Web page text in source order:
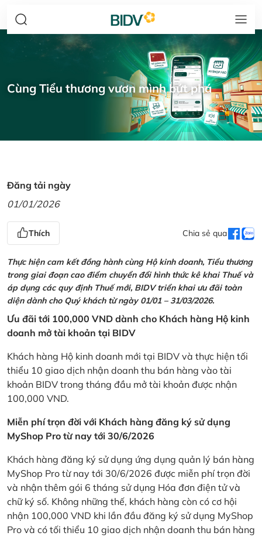
Cùng Tiểu thương vươn mình bứt phá
Đăng tải ngày
01/01/2026
Thích Chia sẻ qua
Thực hiện cam kết đồng hành cùng Hộ kinh doanh, Tiểu thương
trong giai đoạn cao điểm chuyển đổi hình thức kê khai Thuế và
áp dụng các quy định Thuế mới, BIDV triển khai ưu đãi toàn
diện dành cho Quý khách từ ngày 01/01 – 31/03/2026.
Ưu đãi tới 100,000 VND dành cho Khách hàng Hộ kinh
doanh mở tài khoản tại BIDV
Khách hàng Hộ kinh doanh mới tại BIDV và thực hiện tối
thiểu 10 giao dịch nhận doanh thu bán hàng vào tài
khoản BIDV trong tháng đầu mở tài khoản được nhận
100,000 VND.
Miễn phí trọn đời với Khách hàng đăng ký sử dụng
MyShop Pro từ nay tới 30/6/2026
Khách hàng đăng ký sử dụng ứng dụng quản lý bán hàng
MyShop Pro từ nay tới 30/6/2026 được miễn phí trọn đời
và nhận thêm gói 6 tháng sử dụng Hóa đơn điện tử và
chữ ký số. Không những thế, khách hàng còn có cơ hội
nhận 100,000 VND khi lần đầu đăng ký sử dụng MyShop
Pro và có tối thiểu 10 giao dịch nhận doanh thu bán hàng